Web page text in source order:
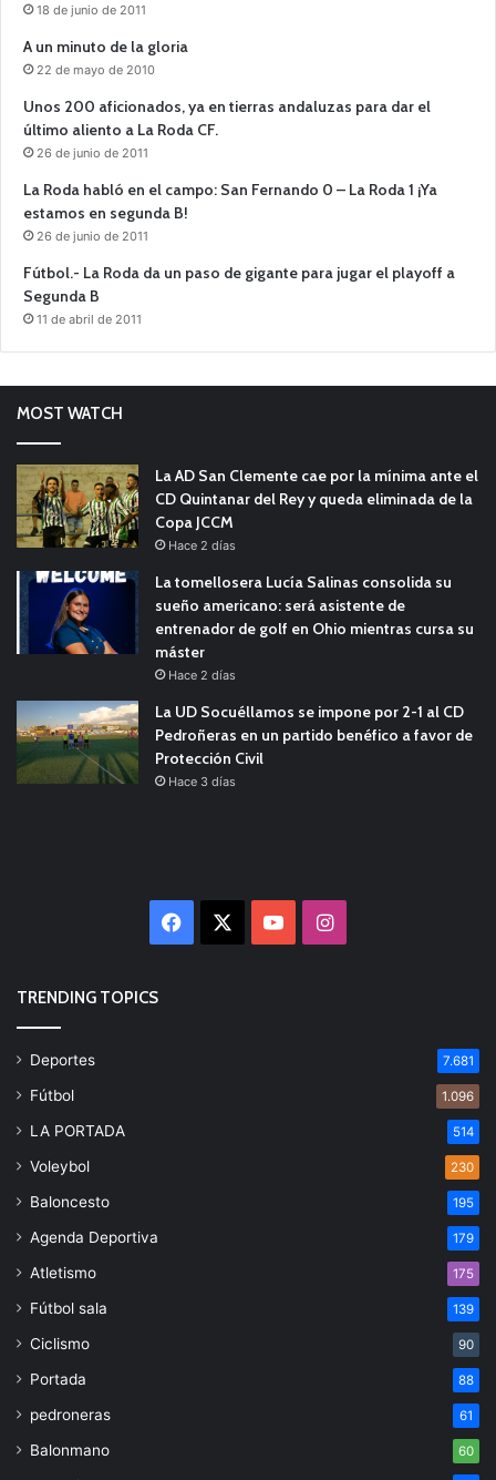
18 de junio de 2011
A un minuto de la gloria
22 de mayo de 2010
Unos 200 aficionados, ya en tierras andaluzas para dar el
último aliento a La Roda CF.
26 de junio de 2011
La Roda habló en el campo: San Fernando 0 – La Roda 1 ¡Ya
estamos en segunda B!
26 de junio de 2011
Fútbol.- La Roda da un paso de gigante para jugar el playoff a
Segunda B
11 de abril de 2011
MOST WATCH
La AD San Clemente cae por la mínima ante el
CD Quintanar del Rey y queda eliminada de la
Copa JCCM
Hace 2 días
La tomellosera Lucía Salinas consolida su
sueño americano: será asistente de
entrenador de golf en Ohio mientras cursa su
máster
Hace 2 días
La UD Socuéllamos se impone por 2-1 al CD
Pedroñeras en un partido benéfico a favor de
Protección Civil
Hace 3 días
Facebook YouTubeInstagram
TRENDING TOPICS
Deportes 7.681
Fútbol 1.096
LA PORTADA 514
Voleybol 230
Baloncesto 195
Agenda Deportiva 179
Atletismo 175
Fútbol sala 139
Ciclismo 90
Portada 88
pedroneras 61
Balonmano 60